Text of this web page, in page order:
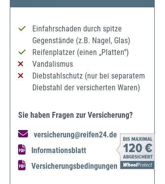
Einfahrschaden durch spitze
Gegenstände (z.B. Nagel, Glas)
Reifenplatzer (einen „Platten“)
Vandalismus
Diebstahlschutz (nur bei separatem
Diebstahl der versicherten Waren)
Sie haben Fragen zur Versicherung?
versicherung@reifen24.de
Informationsblatt
Versicherungsbedingungen